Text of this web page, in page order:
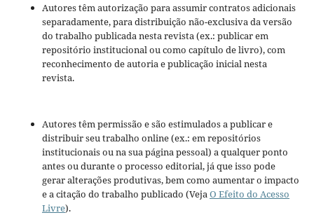
Autores têm autorização para assumir contratos adicionais
separadamente, para distribuição não-exclusiva da versão
do trabalho publicada nesta revista (ex.: publicar em
repositório institucional ou como capítulo de livro), com
reconhecimento de autoria e publicação inicial nesta
revista.
Autores têm permissão e são estimulados a publicar e
distribuir seu trabalho online (ex.: em repositórios
institucionais ou na sua página pessoal) a qualquer ponto
antes ou durante o processo editorial, já que isso pode
gerar alterações produtivas, bem como aumentar o impacto
e a citação do trabalho publicado (Veja O Efeito do Acesso
Livre).